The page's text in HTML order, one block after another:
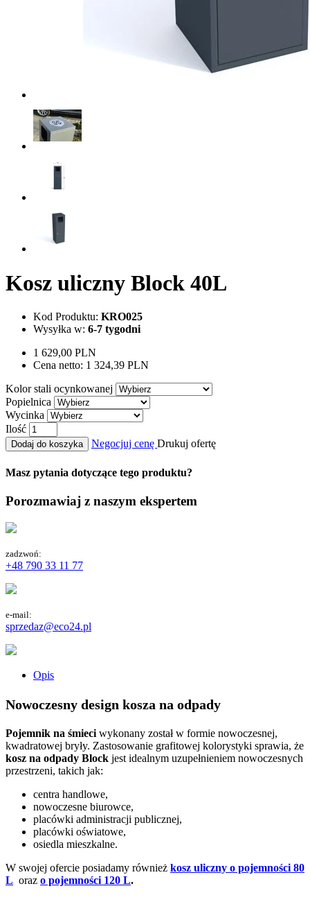
Kosz uliczny Block 40L
Kod Produktu: KRO025
Wysyłka w: 6-7 tygodni
1 629,00 PLN
Cena netto: 1 324,39 PLN
Kolor stali ocynkowanej
Popielnica
Wycinka
Ilość
Dodaj do koszyka Negocjuj cenę Drukuj ofertę
Masz pytania dotyczące tego produktu?
Porozmawiaj z naszym ekspertem
zadzwoń:
+48 790 33 11 77
e-mail:
sprzedaz@eco24.pl
Opis
Nowoczesny design kosza na odpady
Pojemnik na śmieci wykonany został w formie nowoczesnej,
kwadratowej bryły. Zastosowanie grafitowej kolorystyki sprawia, że
kosz na odpady Block jest idealnym uzupełnieniem nowoczesnych
przestrzeni, takich jak:
centra handlowe,
nowoczesne biurowce,
placówki administracji publicznej,
placówki oświatowe,
osiedla mieszkalne.
W swojej ofercie posiadamy również kosz uliczny o pojemności 80
L oraz o pojemności 120 L.